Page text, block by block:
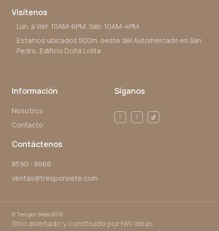
Visítenos
Lun. a Vier. 10AM-6PM, Sab. 10AM-4PM
Estamos ubicados 500m. oeste del Automercado en San
Pedro, Edificio Doña Lolita
Información
Nosotros
Contacto
Síganos
Contáctenos
8590 - 8666
ventas@tresporsiete.com
©Tres por Siete 2019
Sitio diseñado y construido por NW Ideas